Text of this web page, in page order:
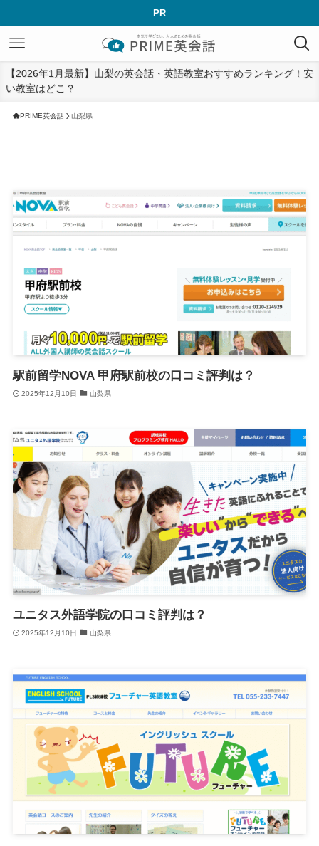
PR
【2026年1月最新】山梨の英会話・英語教室おすすめランキング！安
い教室はどこ？
PRIME英会話 山梨県
駅前留学NOVA 甲府駅前校の口コミ評判は？
2025年12月10日 山梨県
ユニタス外語学院の口コミ評判は？
2025年12月10日 山梨県